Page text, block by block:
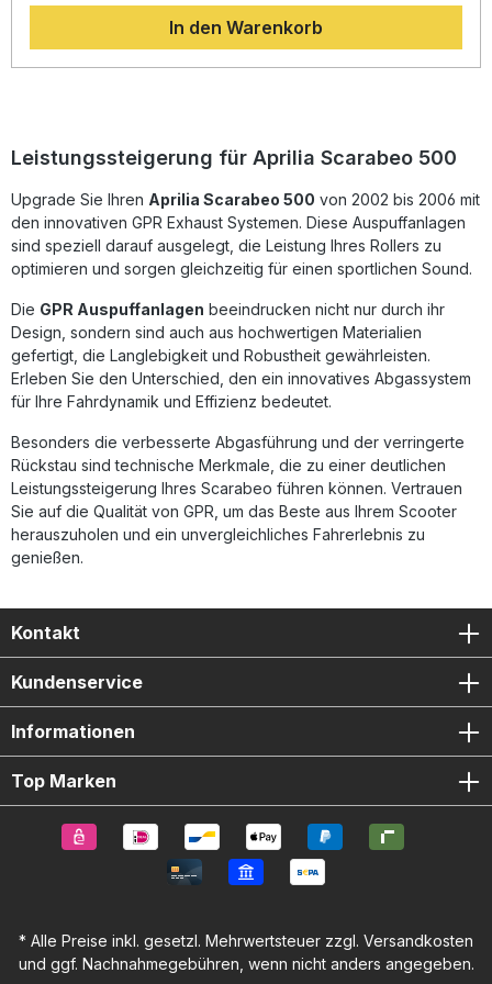
Drehmoment und eine deutliche Reduzierung des Gewichts
im Vergleich zur Serienanlage. Das sportliche Design
unterstreicht den Charakter Ihres Fahrzeugs, während der
Klang durch den herausnehmbaren DB Killer individuell
fahrzeugspezifischen Halterungen und das erforderliche
Montagematerial sind im Lieferumfang enthalten. Hergestellt
hohe Qualität und Zuverlässigkeit. Es wird empfohlen, die
Installation durch eine Fachwerkstatt durchführen zu lassen.
Sportlicher, homologierter Auspuff mit herausnehmbarem
DB Killer Spürbare Verbesserung von Leistung und
Serienanlage Plug-and-Play-Montage mit
fahrzeugspezifischer Passform Hergestellt in Italien – hohe
Qualität und Langlebigkeit Lieferumfang: GPR Evo4 Road
Endschalldämpfer Herausnehmbarer DB Killer Zwischenrohr
(Link Pipe) Alle fahrzeugspezifischen Halterungen und
Zubehörteile Montageanleitung
In den Warenkorb
Leistungssteigerung für Aprilia Scarabeo 500
Upgrade Sie Ihren Aprilia Scarabeo 500 von 2002 bis 2006 mit
den innovativen GPR Exhaust Systemen. Diese Auspuffanlagen
sind speziell darauf ausgelegt, die Leistung Ihres Rollers zu
optimieren und sorgen gleichzeitig für einen sportlichen Sound.
Die GPR Auspuffanlagen beeindrucken nicht nur durch ihr
Design, sondern sind auch aus hochwertigen Materialien
gefertigt, die Langlebigkeit und Robustheit gewährleisten.
Erleben Sie den Unterschied, den ein innovatives Abgassystem
für Ihre Fahrdynamik und Effizienz bedeutet.
Besonders die verbesserte Abgasführung und der verringerte
Rückstau sind technische Merkmale, die zu einer deutlichen
Leistungssteigerung Ihres Scarabeo führen können. Vertrauen
Sie auf die Qualität von GPR, um das Beste aus Ihrem Scooter
herauszuholen und ein unvergleichliches Fahrerlebnis zu
genießen.
Kontakt
Kundenservice
Informationen
Top Marken
* Alle Preise inkl. gesetzl. Mehrwertsteuer zzgl. Versandkosten
und ggf. Nachnahmegebühren, wenn nicht anders angegeben.